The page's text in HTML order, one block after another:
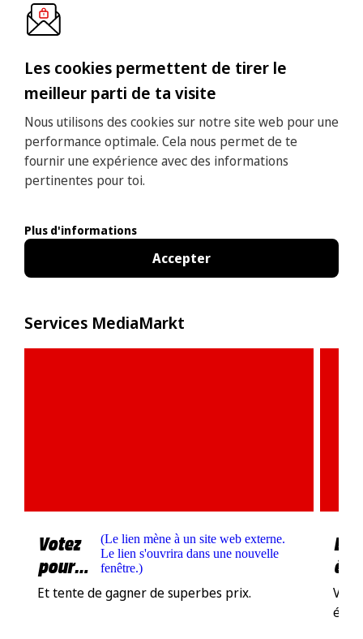
Les cookies permettent de tirer le
meilleur parti de ta visite
Nous utilisons des cookies sur notre site web pour une
performance optimale. Cela nous permet de te
fournir une expérience avec des informations
pertinentes pour toi.
Plus d'informations
Accepter
Services MediaMarkt
Votez
pour
nous !
(Le lien mène à un site web externe.
Le lien s'ouvrira dans une nouvelle
fenêtre.)
Et tente de gagner de superbes prix.
Voir